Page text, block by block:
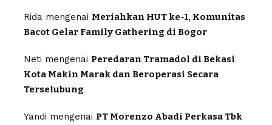
Rida mengenai Meriahkan HUT ke-1, Komunitas
Bacot Gelar Family Gathering di Bogor
Neti mengenai Peredaran Tramadol di Bekasi
Kota Makin Marak dan Beroperasi Secara
Terselubung
Yandi mengenai PT Morenzo Abadi Perkasa Tbk